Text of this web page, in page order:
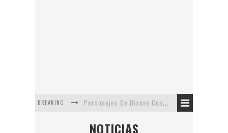
BREAKING Personajes De Disney Con Vestuarios Contemporáneos
NOTICIAS